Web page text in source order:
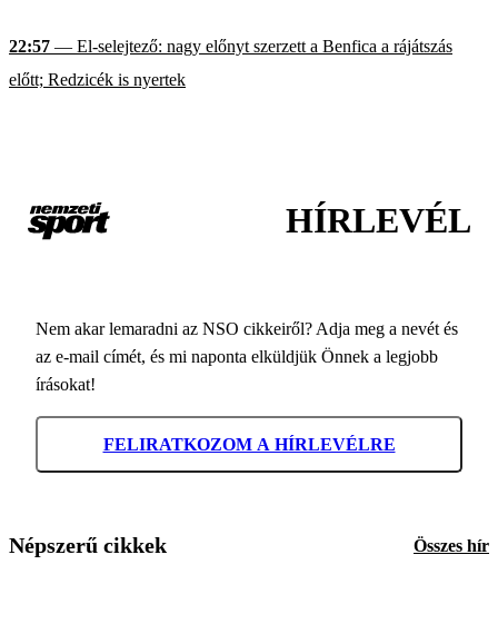
22:57 — El-selejtező: nagy előnyt szerzett a Benfica a rájátszás
előtt; Redzicék is nyertek
HÍRLEVÉL
Nem akar lemaradni az NSO cikkeiről? Adja meg a nevét és
az e-mail címét, és mi naponta elküldjük Önnek a legjobb
írásokat!
FELIRATKOZOM A HÍRLEVÉLRE
Népszerű cikkek Összes hír